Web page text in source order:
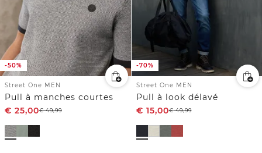
-50%
Street One MEN
Pull à manches courtes
€ 25,00€49,99
-70%
Street One MEN
Pull à look délavé
€ 15,00€49,99